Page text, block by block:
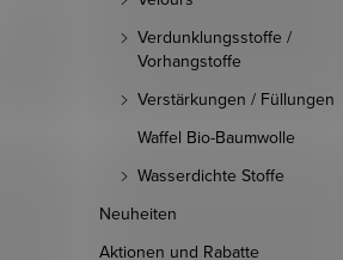
Verdunklungsstoffe /
Vorhangstoffe
Verstärkungen / Füllungen
Waffel Bio-Baumwolle
Wasserdichte Stoffe
Neuheiten
Aktionen und Rabatte